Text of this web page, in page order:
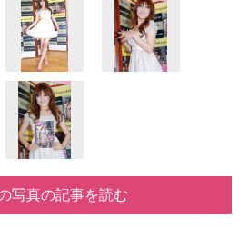
写真の記事を読む